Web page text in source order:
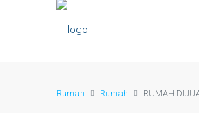
Rumah Rumah RUMAH